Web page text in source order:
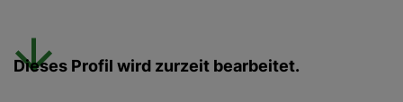
Dieses Profil wird zurzeit bearbeitet.